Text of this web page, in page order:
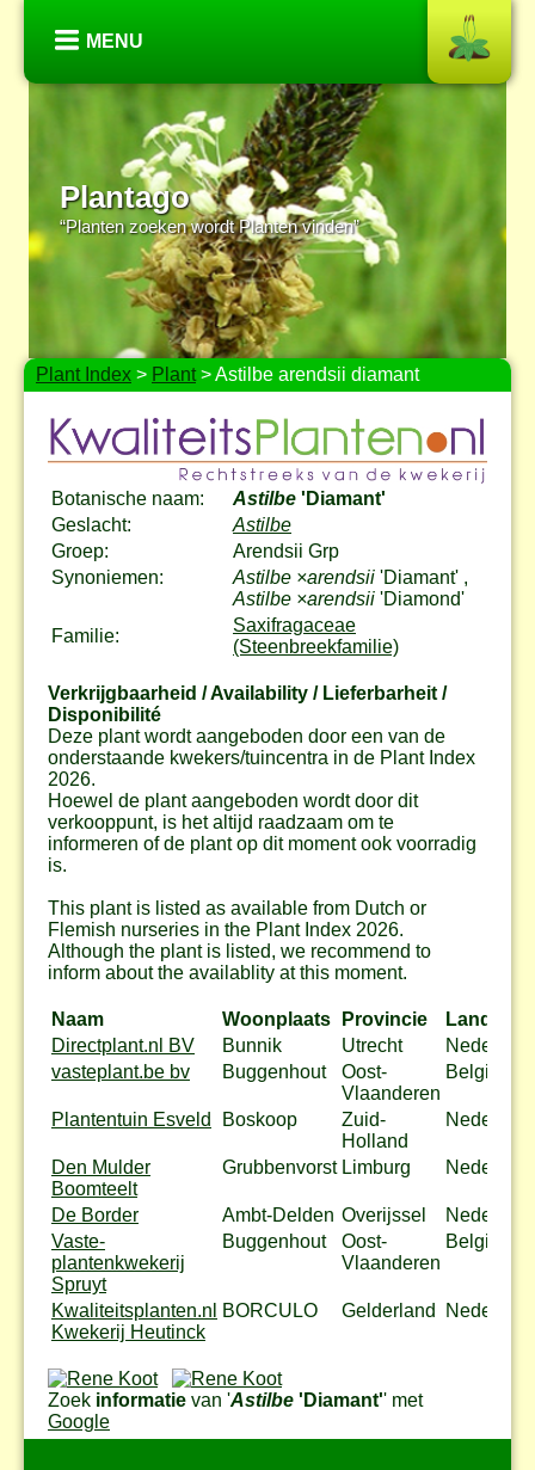
MENU
Plantago
“Planten zoeken wordt Planten vinden”
Plant Index > Plant> Astilbe arendsii diamant
Botanische naam: Astilbe 'Diamant'
Geslacht:
Astilbe
Groep:
Arendsii Grp
Synoniemen:
Astilbe ×arendsii 'Diamant' ,
Astilbe ×arendsii 'Diamond'
Familie:
Saxifragaceae
(Steenbreekfamilie)
Verkrijgbaarheid / Availability / Lieferbarheit /
Disponibilité
Deze plant wordt aangeboden door een van de
onderstaande kwekers/tuincentra in de Plant Index
2026.
Hoewel de plant aangeboden wordt door dit
verkooppunt, is het altijd raadzaam om te
informeren of de plant op dit moment ook voorradig
is.
This plant is listed as available from Dutch or
Flemish nurseries in the Plant Index 2026.
Although the plant is listed, we recommend to
inform about the availablity at this moment.
Naam Woonplaats Provincie
Land
Directplant.nl BV
Bunnik Utrecht
Nederland
vasteplant.be bv
Buggenhout
Oost-
Vlaanderen
België
Plantentuin Esveld Boskoop
Zuid-
Holland
Nederland
Den Mulder
Boomteelt
Grubbenvorst Limburg Nederland
De Border Ambt-Delden Overijssel
Nederland
Vaste-
plantenkwekerij
Spruyt
Buggenhout
Oost-
Vlaanderen
België
Kwaliteitsplanten.nl
Kwekerij Heutinck
BORCULO Gelderland Nederland
Zoek informatie van 'Astilbe 'Diamant'' met
Google